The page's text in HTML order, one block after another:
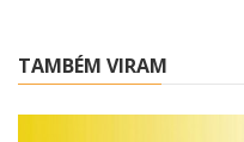
TAMBÉM VIRAM